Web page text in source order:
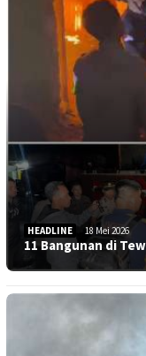
HEADLINE 18 Mei 2026
11 Bangunan di